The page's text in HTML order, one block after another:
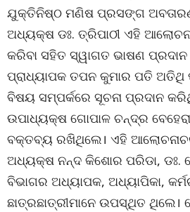
ଯୁକ୍ତିନିଷ୍ଠ ମଣିଷ ପ୍ରସଙ୍ଗ
ଅଧ୍ୟକ୍ଷ ଡଃ. ତ୍ରିପାଠୀ ଏହି
କରିବା ସହିତ ସ୍ୱାଗତ ଭାଷଣ
ପ୍ରାଧ୍ୟାପକ ତପନ କୁମାର ପତି
ବିଷୟ ସମ୍ପର୍କରେ ସୂଚନା ପ୍ରଦାନ
ଉପାଧ୍ୟକ୍ଷ ଗୋପାଳ ଚନ୍ଦ୍ର ବେହେରା
ବକ୍ତବ୍ୟ ରଖିଥିଲେ। ଏହି
ଅଧ୍ୟକ୍ଷ ନନ୍ଦ କିଶୋର ପରିଡା, ଡଃ.
ବିଭାଗର ଅଧ୍ୟାପକ, ଅଧ୍ୟାପିକା,
ଛାତ୍ରଛାତ୍ରୀମାନେ ଉପସ୍ଥିତ